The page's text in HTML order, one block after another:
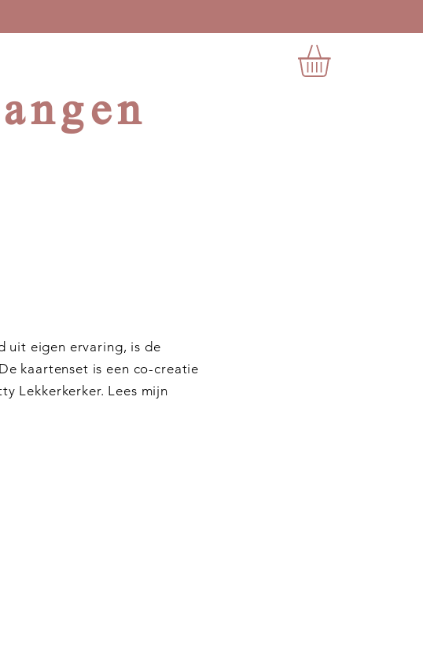
uit eigen ervaring, is de
kaartenset is een co-creatie
Lekkerkerker. Lees mijn